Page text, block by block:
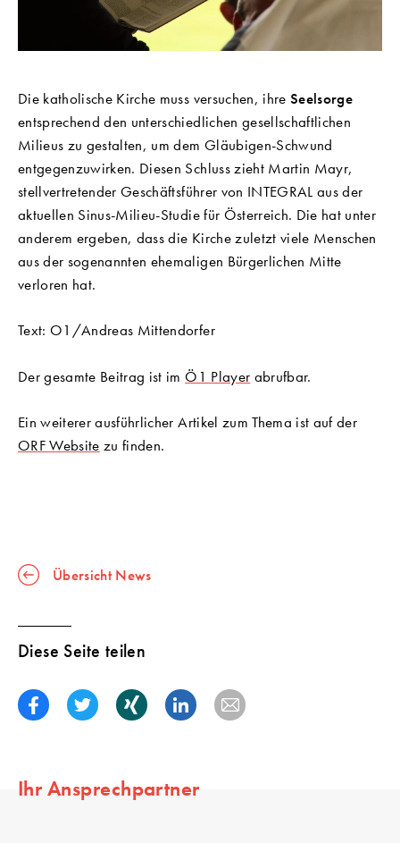
Die katholische Kirche muss versuchen, ihre Seelsorge
entsprechend den unterschiedlichen gesellschaftlichen
Milieus zu gestalten, um dem Gläubigen-Schwund
entgegenzuwirken. Diesen Schluss zieht Martin Mayr,
stellvertretender Geschäftsführer von INTEGRAL aus der
aktuellen Sinus-Milieu-Studie für Österreich. Die hat unter
anderem ergeben, dass die Kirche zuletzt viele Menschen
aus der sogenannten ehemaligen Bürgerlichen Mitte
verloren hat.
Text: O1/Andreas Mittendorfer
Der gesamte Beitrag ist imÖ1 Player abrufbar.
Ein weiterer ausführlicher Artikel zum Thema ist auf der
ORF Website zu finden.
Übersicht News
Diese Seite teilen
Ihr Ansprechpartner